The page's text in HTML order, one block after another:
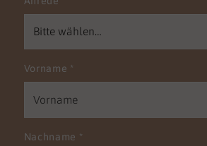
Vorname *
Nachname *